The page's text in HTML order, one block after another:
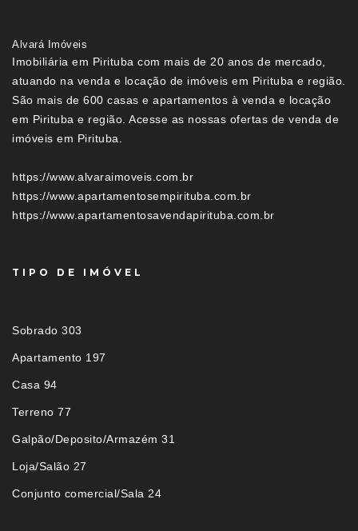
Alvará Imóveis
Imobiliária em Pirituba com mais de 20 anos de mercado,
atuando na venda e locação de imóveis em Pirituba e região.
São mais de 600 casas e apartamentos à venda e locação
em Pirituba e região. Acesse as nossas ofertas de venda de
imóveis em Pirituba.
https://www.alvaraimoveis.com.br
https://www.apartamentosempirituba.com.br
https://www.apartamentosavendapirituba.com.br
TIPO DE IMÓVEL
Sobrado 303
Apartamento 197
Casa 94
Terreno 77
Galpão/Deposito/Armazém 31
Loja/Salão 27
Conjunto comercial/Sala 24